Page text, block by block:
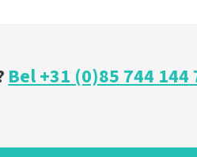
Bel +31 (0)85 744 144